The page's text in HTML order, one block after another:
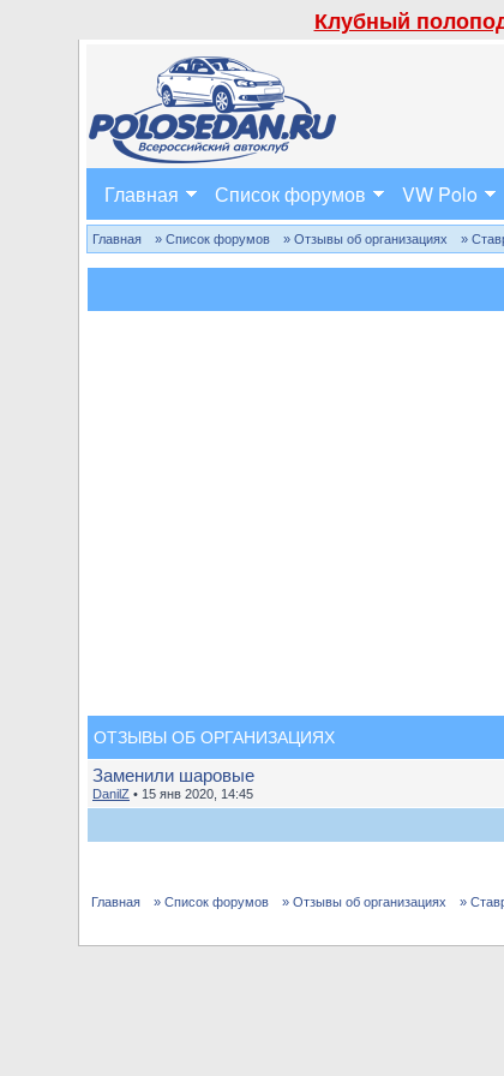
Клубный
Главная Список форумов VW Polo
Главная » Список форумов » Отзывы об организациях »
ОТЗЫВЫ ОБ ОРГАНИЗАЦИЯХ
Заменили шаровые
DanilZ • 15 янв 2020, 14:45
Главная » Список форумов » Отзывы об организациях »